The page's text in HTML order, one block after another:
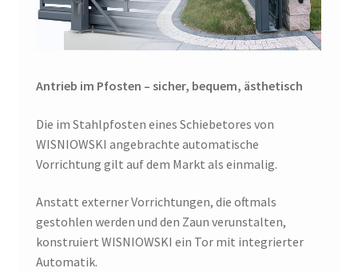
Antrieb im Pfosten – sicher, bequem, ästhetisch
Die im Stahlpfosten eines Schiebetores von
WISNIOWSKI angebrachte automatische
Vorrichtung gilt auf dem Markt als einmalig.
Anstatt externer Vorrichtungen, die oftmals
gestohlen werden und den Zaun verunstalten,
konstruiert WISNIOWSKI ein Tor mit integrierter
Automatik.